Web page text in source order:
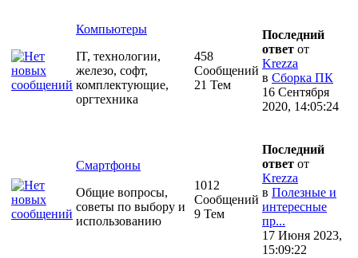
Компьютеры
IT, технологии,
железо, софт,
комплектующие,
оргтехника
458
Сообщений
21 Тем
Последний
ответ от
Krezza
в Сборка ПК
16 Сентября
2020, 14:05:24
Смартфоны
Общие вопросы,
советы по выбору и
использованию
1012
Сообщений
9 Тем
Последний
ответ от
Krezza
в Полезные и
интересные
пр...
17 Июня 2023,
15:09:22